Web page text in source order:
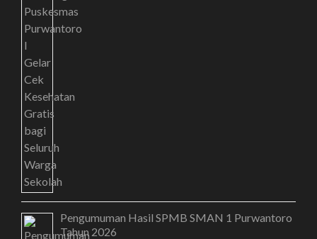
Pengumuman Hasil SPMB SMAN 1 Purwantoro
Tahun 2026